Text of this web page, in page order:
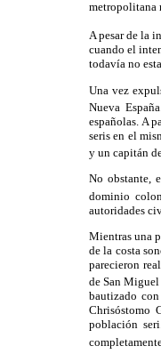
metropolitana
A pesar de la
cuando el
todavía no
Una vez
Nueva
españolas. A
seris en el
y un capitán
No obstante,
dominio
autoridades
Mientras una
de la costa
parecieron
de San
bautizado
Chrisóstomo
población